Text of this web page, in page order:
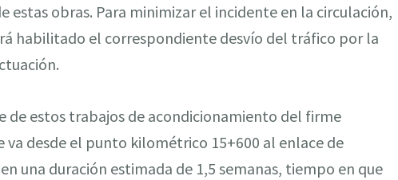
estas obras. Para minimizar el incidente en la circulación,
habilitado el correspondiente desvío del tráfico por la
de estos trabajos de acondicionamiento del firme
desde el punto kilométrico 15+600 al enlace de
una duración estimada de 1,5 semanas, tiempo en que